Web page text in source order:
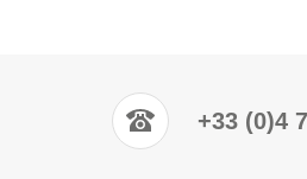
+33 (0)4